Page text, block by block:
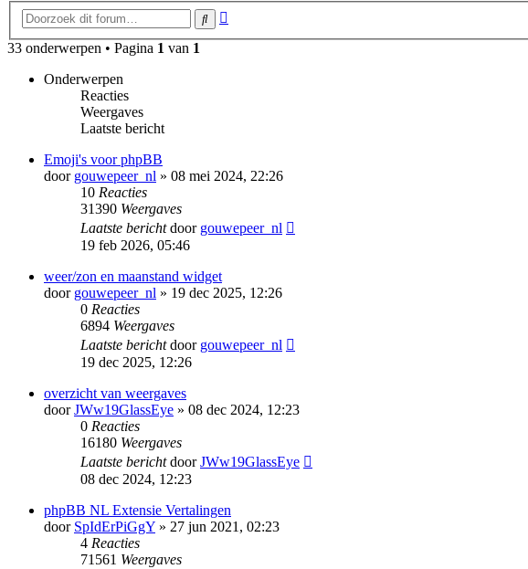
Zoek
33 onderwerpen • Pagina 1 van 1
Onderwerpen
Reacties
Weergaves
Laatste bericht
Emoji's voor phpBB
door gouwepeer_nl » 08 mei 2024, 22:26
10 Reacties
31390 Weergaves
Laatste berichtdoor gouwepeer_nl
19 feb 2026, 05:46
weer/zon en maanstand widget
door gouwepeer_nl » 19 dec 2025, 12:26
0 Reacties
6894 Weergaves
Laatste berichtdoor gouwepeer_nl
19 dec 2025, 12:26
overzicht van weergaves
doorJWw19GlassEye » 08 dec 2024, 12:23
0 Reacties
16180 Weergaves
Laatste berichtdoorJWw19GlassEye
08 dec 2024, 12:23
phpBB NL Extensie Vertalingen
door SpIdErPiGgY » 27 jun 2021, 02:23
4 Reacties
71561 Weergaves